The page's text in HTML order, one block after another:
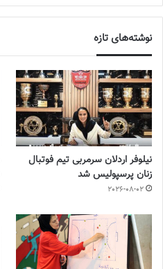
نوشته‌های تازه
نیلوفر اردلان سرمربی تیم فوتبال
زنان پرسپولیس شد
2026-08-02